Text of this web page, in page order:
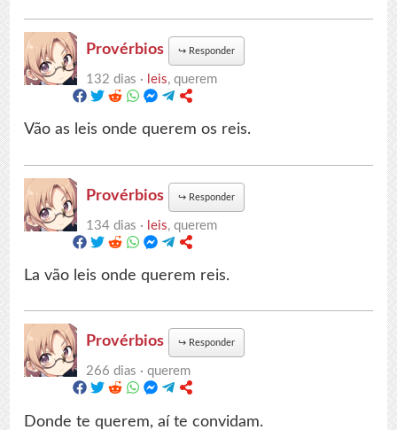
Provérbios ↪ Responder
132 dias · leis, querem
Vão as leis onde querem os reis.
Provérbios ↪ Responder
134 dias · leis, querem
La vão leis onde querem reis.
Provérbios ↪ Responder
266 dias ·querem
Donde te querem, aí te convidam.